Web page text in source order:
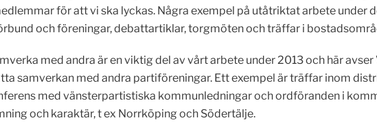
för att vi ska lyckas. Några exempel på utåtriktat arbete under
och föreningar, debattartiklar, torgmöten och träffar i
med andra är en viktig del av vårt arbete under 2013 och här
samverkan med andra partiföreningar. Ett exempel är träffar inom
med vänsterpartistiska kommunledningar och ordföranden i
och karaktär, t ex Norrköping och Södertälje.